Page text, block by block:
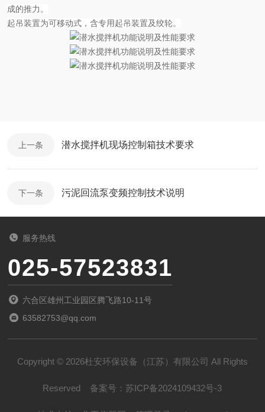
成的推力。
起吊装置为可移动式，含专用起吊装置及绞轮。
上一条 潜水搅拌机现场控制箱技术要求
下一条 污泥回流泵变频控制技术说明
服务热线
025-57523831
六合区雄州工业园区腾飞路10-11号
63582753@qq.com
Copyright © 2026杜安环保设备（江苏）有限公司 All Rights
Reserved 备案号：苏ICP备2024109432号-3